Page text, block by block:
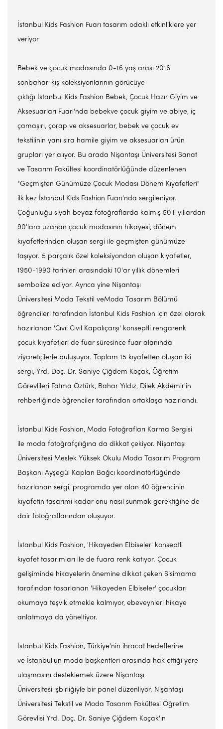
İstanbul Kids Fashion Fuarı tasarım odaklı etkinliklere yer
veriyor
Bebek ve çocuk modasında 0-16 yaş arası 2016
sonbahar-kış koleksiyonlarının görücüye
çıktığı İstanbul Kids Fashion Bebek, Çocuk Hazır Giyim ve
Aksesuarları Fuarı'nda bebekve çocuk giyim ve abiye, iç
çamaşırı, çorap ve aksesuarlar, bebek ve çocuk ev
tekstilinin yanı sıra hamile giyim ve aksesuarları ürün
grupları yer alıyor. Bu arada Nişantaşı Üniversitesi Sanat
ve Tasarım Fakültesi koordinatörlüğünde düzenlenen
"Geçmişten Günümüze Çocuk Modası Dönem Kıyafetleri"
ilk kez İstanbul Kids Fashion Fuarı'nda sergileniyor.
Çoğunluğu siyah beyaz fotoğraflarda kalmış 50'li yıllardan
90'lara uzanan çocuk modasının hikayesi, dönem
kıyafetlerinden oluşan sergi ile geçmişten günümüze
taşıyor. 5 parçalık özel koleksiyondan oluşan kıyafetler,
1950-1990 tarihleri arasındaki 10'ar yıllık dönemleri
sembolize ediyor. Ayrıca yine Nişantaşı
Üniversitesi Moda Tekstil veModa Tasarım Bölümü
öğrencileri tarafından İstanbul Kids Fashion için özel olarak
hazırlanan 'Cıvıl Cıvıl Kapalıçarşı' konseptli rengarenk
çocuk kıyafetleri de fuar süresince fuar alanında
ziyaretçilerle buluşuyor. Toplam 15 kıyafetten oluşan iki
sergi, Yrd. Doç. Dr. Saniye Çiğdem Koçak, Öğretim
Görevlileri Fatma Öztürk, Bahar Yıldız, Dilek Akdemir'in
rehberliğinde öğrenciler tarafından ortaklaşa hazırlandı.
İstanbul Kids Fashion, Moda Fotoğrafları Karma Sergisi
ile moda fotoğrafçılığına da dikkat çekiyor. Nişantaşı
Üniversitesi Meslek Yüksek Okulu Moda Tasarım Program
Başkanı Ayşegül Kaplan Bağcı koordinatörlüğünde
hazırlanan sergi, programda yer alan 40 öğrencinin
kıyafetin tasarımı kadar onu nasıl sunmak gerektiğine de
dair fotoğraflarından oluşuyor.
İstanbul Kids Fashion, 'Hikayeden Elbiseler' konseptli
kıyafet tasarımları ile de fuara renk katıyor. Çocuk
gelişiminde hikayelerin önemine dikkat çeken Sisimama
tarafından tasarlanan 'Hikayeden Elbiseler' çocukları
okumaya teşvik etmekle kalmıyor, ebeveynleri hikaye
anlatmaya da yöneltiyor.
İstanbul Kids Fashion, Türkiye'nin ihracat hedeflerine
ve İstanbul'un moda başkentleri arasında hak ettiği yere
ulaşmasını desteklemek üzere Nişantaşı
Üniversitesi işbirliğiyle bir panel düzenliyor. Nişantaşı
Üniversitesi Tekstil ve Moda Tasarım Fakültesi Öğretim
Görevlisi Yrd. Doç. Dr. Saniye Çiğdem Koçak'ın